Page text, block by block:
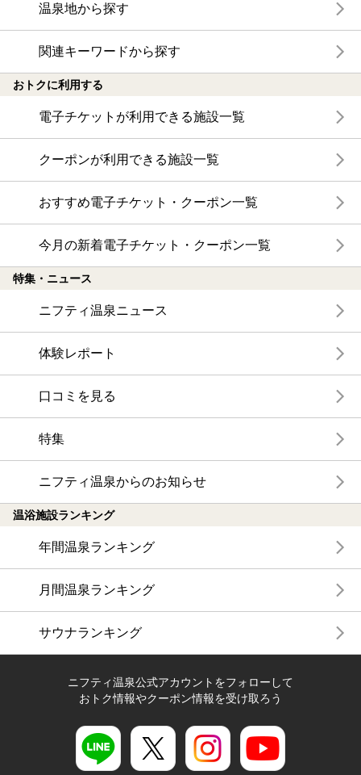
温泉地から探す
関連キーワードから探す
おトクに利用する
電子チケットが利用できる施設一覧
クーポンが利用できる施設一覧
おすすめ電子チケット・クーポン一覧
今月の新着電子チケット・クーポン一覧
特集・ニュース
ニフティ温泉ニュース
体験レポート
口コミを見る
特集
ニフティ温泉からのお知らせ
温浴施設ランキング
年間温泉ランキング
月間温泉ランキング
サウナランキング
ニフティ温泉公式アカウントをフォローして
おトク情報やクーポン情報を受け取ろう